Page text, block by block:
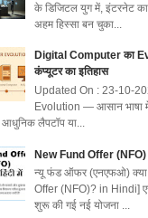
के डिजिटल युग में, इंटरनेट का
अहम हिस्सा बन चुका...
Digital Computer का
कंप्यूटर का इतिहास
Updated On : 23-10-
Evolution — आसान भाषा
लैपटॉप या...
New Fund Offer (NFO)
न्यू फंड ऑफर (एनएफओ) क्या
Offer (NFO)? in Hindi]
शुरू की गई नई योजना ...